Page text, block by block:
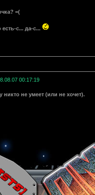
=(
есть-с... да-с...
00:17:19
никто не умеет (или не хочет).